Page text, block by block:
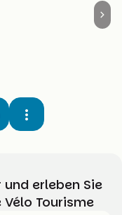
und erleben Sie
Vélo Tourisme